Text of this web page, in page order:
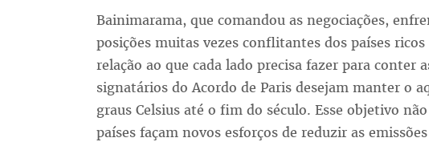
Bainimarama, que comandou as negociações,
posições muitas vezes conflitantes dos países
relação ao que cada lado precisa fazer para conter
signatários do Acordo de Paris desejam manter o
graus Celsius até o fim do século. Esse objetivo
países façam novos esforços de reduzir as